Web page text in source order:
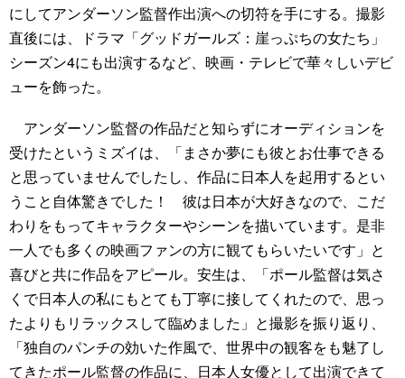
にしてアンダーソン監督作出演への切符を手にする。撮影
直後には、ドラマ「グッドガールズ：崖っぷちの女たち」
シーズン4にも出演するなど、映画・テレビで華々しいデビ
ューを飾った。
アンダーソン監督の作品だと知らずにオーディションを
受けたというミズイは、「まさか夢にも彼とお仕事できる
と思っていませんでしたし、作品に日本人を起用するとい
うこと自体驚きでした！ 彼は日本が大好きなので、こだ
わりをもってキャラクターやシーンを描いています。是非
一人でも多くの映画ファンの方に観てもらいたいです」と
喜びと共に作品をアピール。安生は、「ポール監督は気さ
くで日本人の私にもとても丁寧に接してくれたので、思っ
たよりもリラックスして臨めました」と撮影を振り返り、
「独自のパンチの効いた作風で、世界中の観客をも魅了し
てきたポール監督の作品に、日本人女優として出演できて